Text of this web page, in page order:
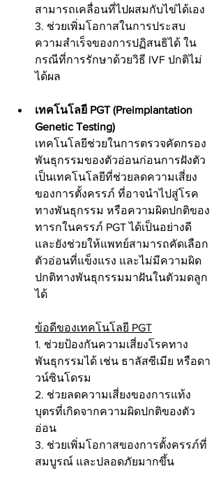
สามารถเคลื่อนที่ไปผสมกับไข่ได้เอง
3. ช่วยเพิ่มโอกาสในการประสบ
ความสำเร็จของการปฏิสนธิได้ ใน
กรณีที่การรักษาด้วยวิธี IVF ปกติไม่
ได้ผล
เทคโนโลยี PGT (Preimplantation
Genetic Testing)
เทคโนโลยีช่วยในการตรวจคัดกรอง
พันธุกรรมของตัวอ่อนก่อนการฝังตัว
เป็นเทคโนโลยีที่ช่วยลดความเสี่ยง
ของการตั้งครรภ์ ที่อาจนำไปสู่โรค
ทางพันธุกรรม หรือความผิดปกติของ
ทารกในครรภ์ PGT ได้เป็นอย่างดี
และยังช่วยให้แพทย์สามารถคัดเลือก
ตัวอ่อนที่แข็งแรง และไม่มีความผิด
ปกติทางพันธุกรรมมาฝันในตัวมดลูก
ได้
ข้อดีของเทคโนโลยี PGT
1. ช่วยป้องกันความเสี่ยงโรคทาง
พันธุกรรมได้ เช่น ธาลัสซีเมีย หรือดา
วน์ซินโดรม
2. ช่วยลดความเสี่ยงของการแท้ง
บุตรที่เกิดจากความผิดปกติของตัว
อ่อน
3. ช่วยเพิ่มโอกาสของการตั้งครรภ์ที่
สมบูรณ์ และปลอดภัยมากขึ้น